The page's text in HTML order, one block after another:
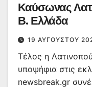
Καύσωνας
Β. Ελλάδα
19 ΑΥΓΟΎΣΤΟΥ
Τέλος η
υποψήφια στις
newsbreak.gr